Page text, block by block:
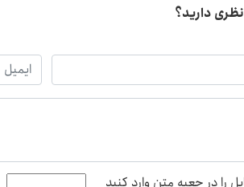
دارید؟
را در جعبه متن وارد کنید